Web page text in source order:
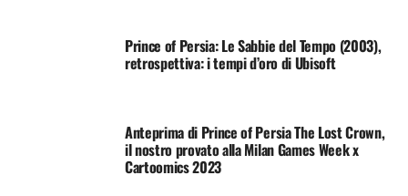
Prince of Persia: Le Sabbie del Tempo (2003),
retrospettiva: i tempi d’oro di Ubisoft
Anteprima di Prince of Persia The Lost Crown,
il nostro provato alla Milan Games Week x
Cartoomics 2023